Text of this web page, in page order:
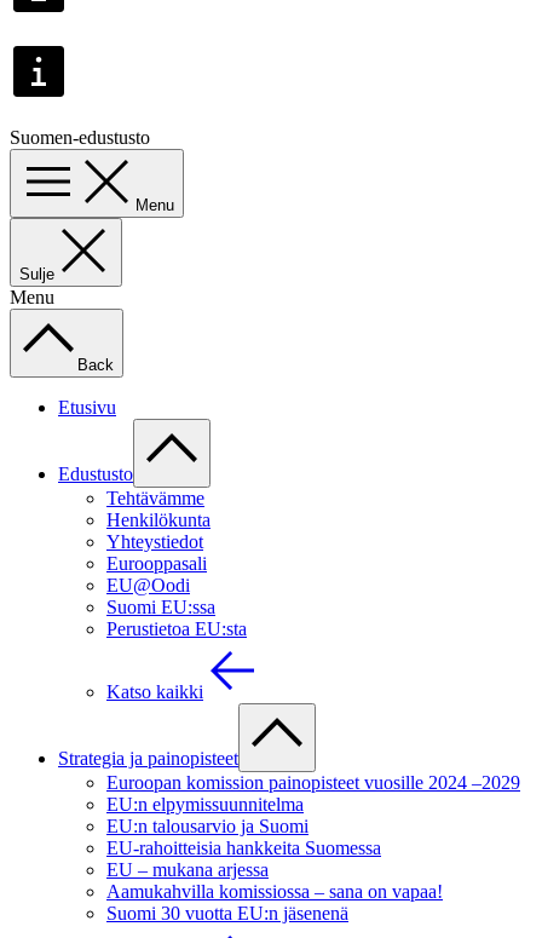
Suomen-edustusto
Menu
Sulje
Menu
Back
Etusivu
Edustusto
Tehtävämme
Henkilökunta
Yhteystiedot
Eurooppasali
EU@Oodi
Suomi EU:ssa
Perustietoa EU:sta
Katso kaikki
Strategia ja painopisteet
Euroopan komission painopisteet vuosille 2024 –2029
EU:n elpymissuunnitelma
EU:n talousarvio ja Suomi
EU-rahoitteisia hankkeita Suomessa
EU – mukana arjessa
Aamukahvilla komissiossa – sana on vapaa!
Suomi 30 vuotta EU:n jäsenenä